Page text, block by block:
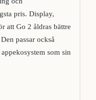
pris. Display,
att Go 2 åldras bättre
passar också
som sin